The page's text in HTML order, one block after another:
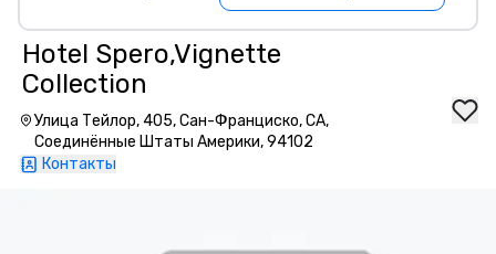
Hotel Spero,Vignette
Collection
Улица Тейлор, 405, Сан-Франциско, CA,
Соединённые Штаты Америки, 94102
Контакты